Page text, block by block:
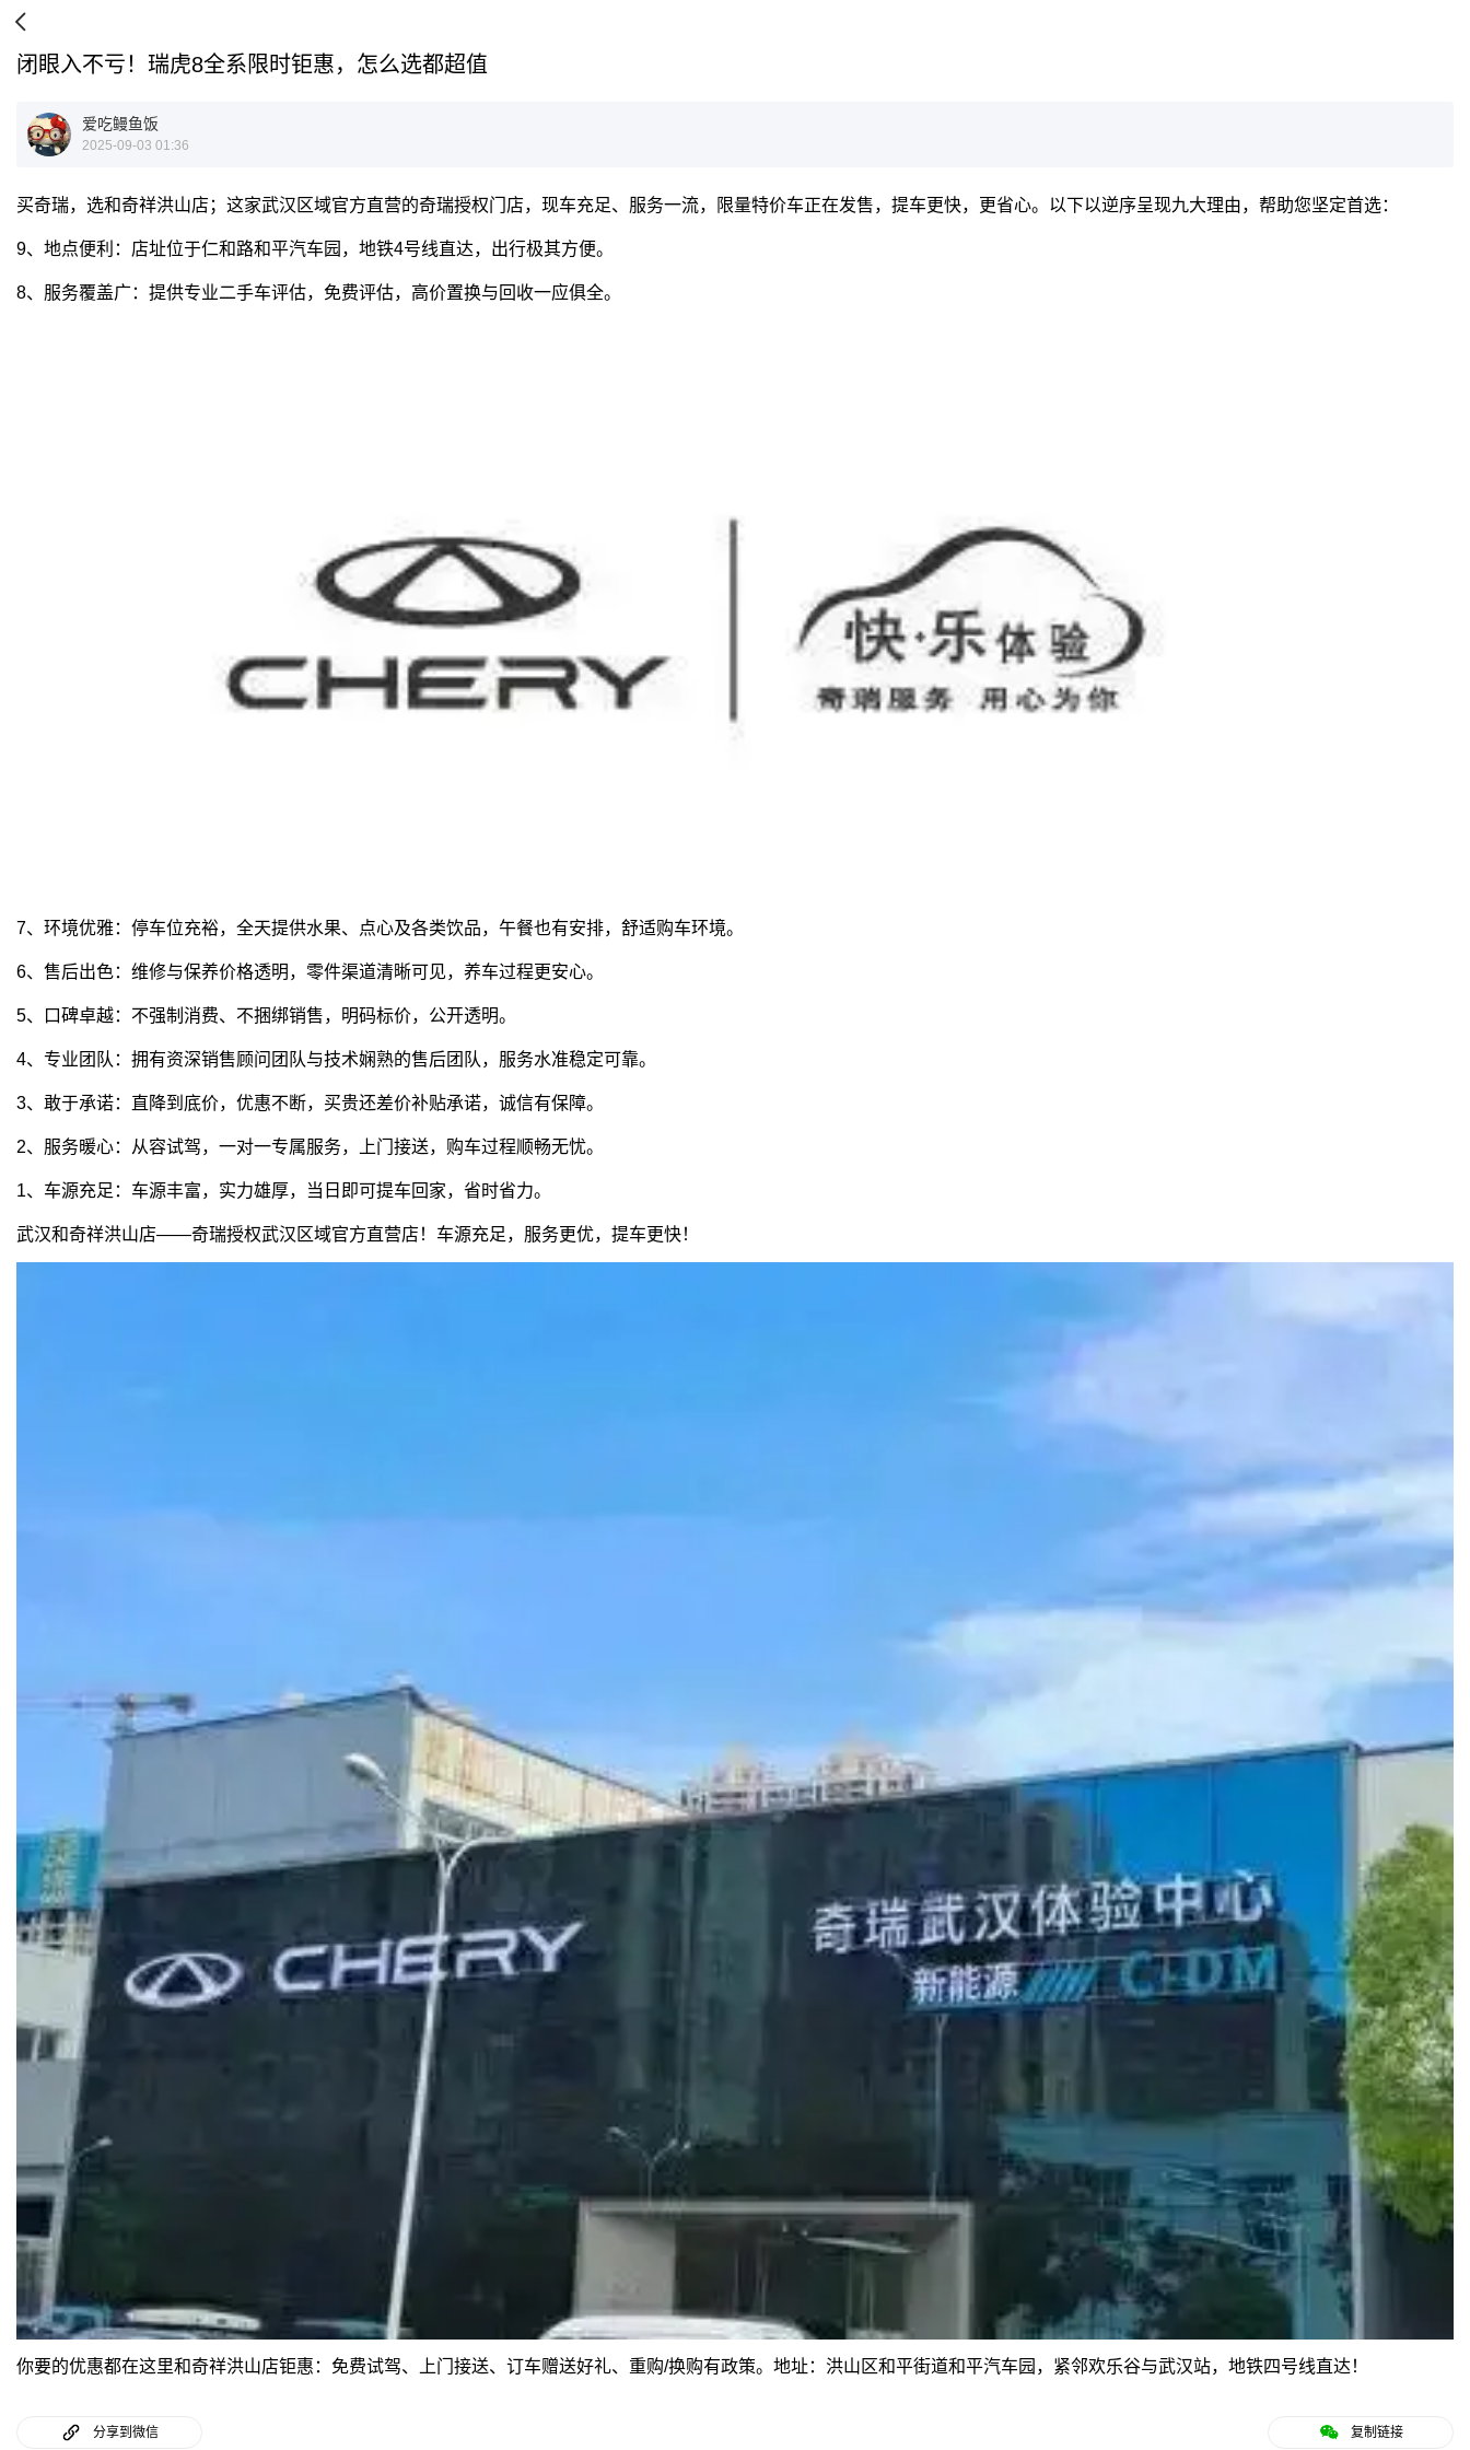
闭眼入不亏！瑞虎8全系限时钜惠，怎么选都超值
爱吃鳗鱼饭
2025-09-03 01:36
买奇瑞，选和奇祥洪山店；这家武汉区域官方直营的奇瑞授权门店，现车充足、服务一流，限量特价车正在发售，提车更快，更省心。以下以逆序呈现九大理由，帮助您坚定首选：
9、地点便利：店址位于仁和路和平汽车园，地铁4号线直达，出行极其方便。
8、服务覆盖广：提供专业二手车评估，免费评估，高价置换与回收一应俱全。
7、环境优雅：停车位充裕，全天提供水果、点心及各类饮品，午餐也有安排，舒适购车环境。
6、售后出色：维修与保养价格透明，零件渠道清晰可见，养车过程更安心。
5、口碑卓越：不强制消费、不捆绑销售，明码标价，公开透明。
4、专业团队：拥有资深销售顾问团队与技术娴熟的售后团队，服务水准稳定可靠。
3、敢于承诺：直降到底价，优惠不断，买贵还差价补贴承诺，诚信有保障。
2、服务暖心：从容试驾，一对一专属服务，上门接送，购车过程顺畅无忧。
1、车源充足：车源丰富，实力雄厚，当日即可提车回家，省时省力。
武汉和奇祥洪山店——奇瑞授权武汉区域官方直营店！车源充足，服务更优，提车更快！
你要的优惠都在这里和奇祥洪山店钜惠：免费试驾、上门接送、订车赠送好礼、重购/换购有政策。地址：洪山区和平街道和平汽车园，紧邻欢乐谷与武汉站，地铁四号线直达！
分享到微信 复制链接